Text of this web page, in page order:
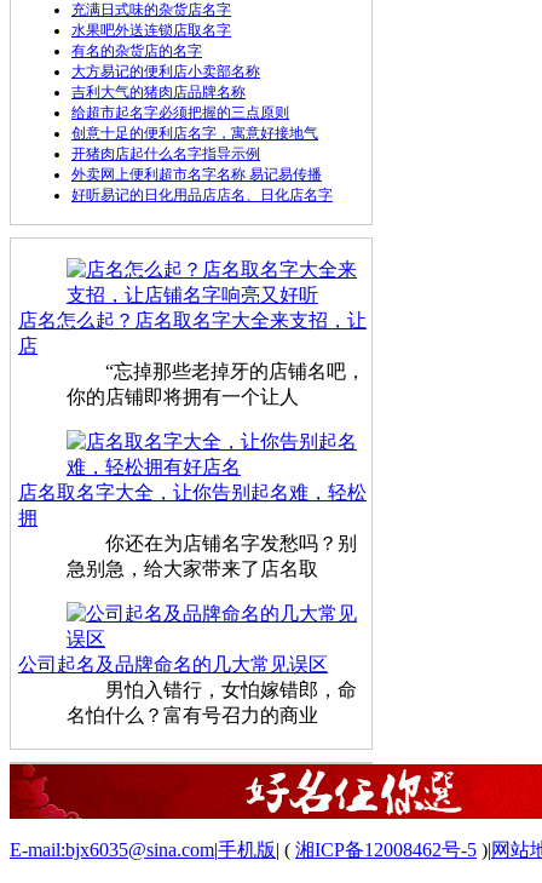
充满日式味的杂货店名字
水果吧外送连锁店取名字
有名的杂货店的名字
大方易记的便利店小卖部名称
吉利大气的猪肉店品牌名称
给超市起名字必须把握的三点原则
创意十足的便利店名字，寓意好接地气
开猪肉店起什么名字指导示例
外卖网上便利超市名字名称 易记易传播
好听易记的日化用品店店名、日化店名字
店名怎么起？店名取名字大全来支招，让
店
“忘掉那些老掉牙的店铺名吧，
你的店铺即将拥有一个让人
店名取名字大全，让你告别起名难，轻松
拥
你还在为店铺名字发愁吗？别
急别急，给大家带来了店名取
公司起名及品牌命名的几大常见误区
男怕入错行，女怕嫁错郎，命
名怕什么？富有号召力的商业
E-mail:bjx6035@sina.com|手机版| ( 湘ICP备12008462号-5 )|网站